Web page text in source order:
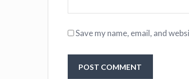
Save my name, email, and